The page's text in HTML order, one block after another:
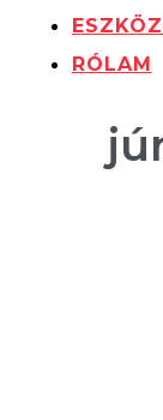
RÓLAM